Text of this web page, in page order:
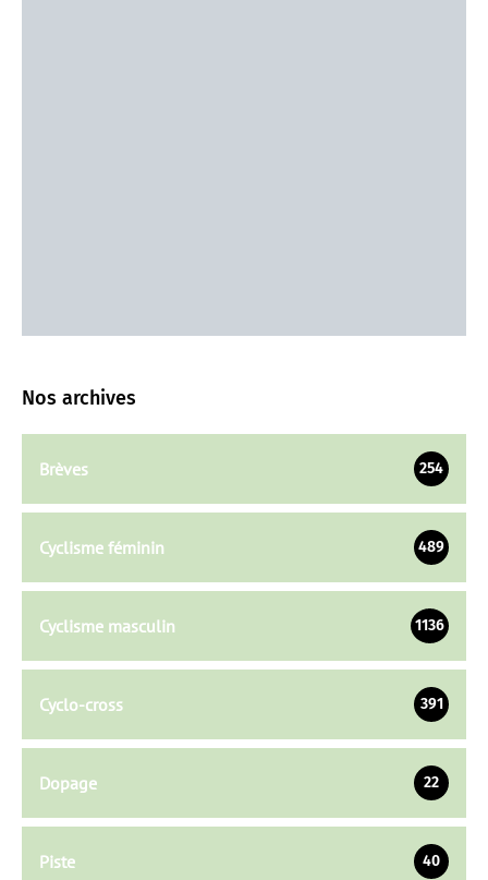
Nos archives
Brèves 254
Cyclisme féminin 489
Cyclisme masculin 1136
Cyclo-cross 391
Dopage 22
Piste 40